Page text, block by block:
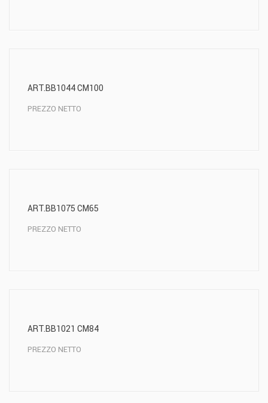
ART.BB1044 CM100
PREZZO NETTO
ART.BB1075 CM65
PREZZO NETTO
ART.BB1021 CM84
PREZZO NETTO